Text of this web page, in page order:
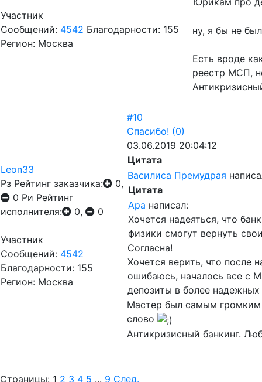
Участник
Сообщений: 4542 Благодарности: 155
Регион: Москва
ну, я бы не
Есть вроде
реестр МСП,
Leon33
Рз Рейтинг заказчика:
0,
0 Ри Рейтинг
исполнителя:
0, 0
Участник
Сообщений: 4542
Благодарности: 155
Регион: Москва
#10
Спасибо! (0)
03.06.2019 20:04:12
Цитата
Василиса Премудрая
Цитата
Ара написал:
Хочется надеяться, что
физики смогут вернуть
Согласна!
Хочется верить, что после
ошибаюсь, началось все с
депозиты в более
Мастер был самым громким
слово
Антикризисный банкинг.
Страницы: 1 2 3 4 5 ... 9 След.